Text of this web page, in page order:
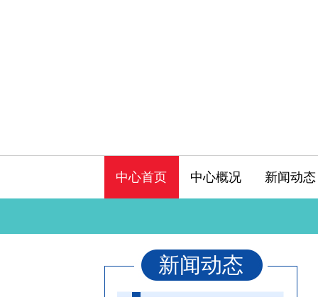
中心首页 中心概况 新闻动态
新闻动态